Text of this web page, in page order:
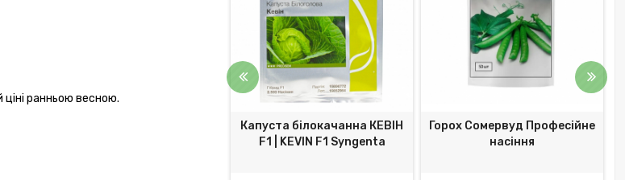
ранньою весною.
Капуста білокачанна КЕВІН
F1 | KEVIN F1 Syngenta
Горох Сомервуд Професійне
насіння